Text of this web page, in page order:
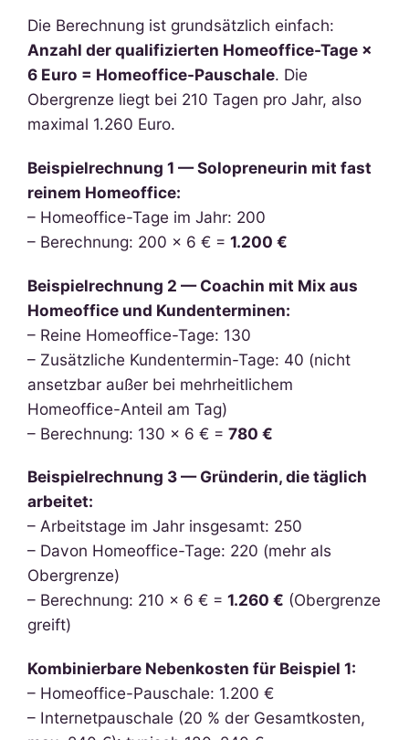
Die Berechnung ist grundsätzlich einfach:
Anzahl der qualifizierten Homeoffice-Tage ×
6 Euro = Homeoffice-Pauschale. Die
Obergrenze liegt bei 210 Tagen pro Jahr, also
maximal 1.260 Euro.
Beispielrechnung 1 — Solopreneurin mit fast
reinem Homeoffice:
– Homeoffice-Tage im Jahr: 200
– Berechnung: 200 × 6 € = 1.200 €
Beispielrechnung 2 — Coachin mit Mix aus
Homeoffice und Kundenterminen:
– Reine Homeoffice-Tage: 130
– Zusätzliche Kundentermin-Tage: 40 (nicht
ansetzbar außer bei mehrheitlichem
Homeoffice-Anteil am Tag)
– Berechnung: 130 × 6 € = 780 €
Beispielrechnung 3 — Gründerin, die täglich
arbeitet:
– Arbeitstage im Jahr insgesamt: 250
– Davon Homeoffice-Tage: 220 (mehr als
Obergrenze)
– Berechnung: 210 × 6 € = 1.260 € (Obergrenze
greift)
Kombinierbare Nebenkosten für Beispiel 1:
– Homeoffice-Pauschale: 1.200 €
– Internetpauschale (20 % der Gesamtkosten,